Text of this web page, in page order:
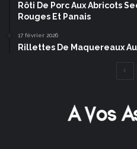
Rôti De Porc Aux Abricots
Rouges Et Panais
17 février 2026
Rillettes De Maquereaux Au